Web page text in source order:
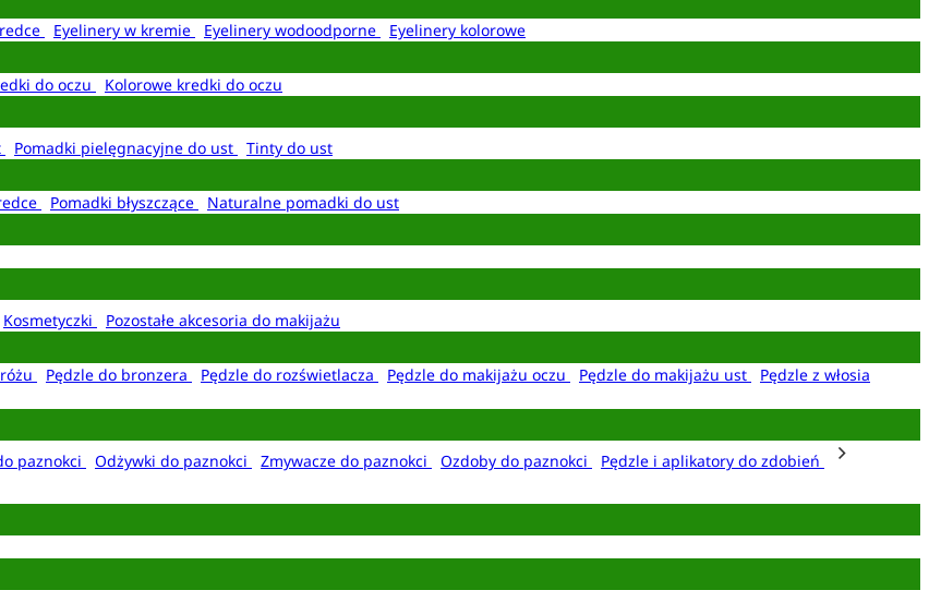
Eyelinery w kremie Eyelinery wodoodporne
Eyelinery kolorowe
do oczu
Kolorowe kredki do oczu
Pomadki pielęgnacyjne do ust
Tinty do ust
Pomadki błyszczące
Naturalne pomadki do ust
Kosmetyczki
Pozostałe akcesoria do makijażu
Pędzle do bronzera Pędzle do rozświetlacza Pędzle do makijażu oczu Pędzle do makijażu ust
Pędzle z włosia
paznokci Odżywki do paznokci Zmywacze do paznokci Ozdoby do paznokci
Pędzle i aplikatory do zdobień